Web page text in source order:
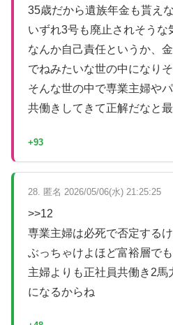
35歳だから遺族年金も貰え
いずれ3号も廃止されそうな
なんか自己責任というか、
でねみたいな世の中になりそ
そんな世の中で専業主婦や
共働きしてきて正解だなと
+93
28. 匿名 2026/05/06(水) 21:25:25
>>12
専業主婦は必死で否定する
ぶっちゃけよほど富裕層で
主婦よりも正社員共働き2馬
になるからね